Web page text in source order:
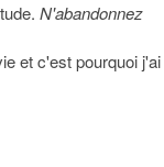
N'abandonnez
et c'est pourquoi j'ai